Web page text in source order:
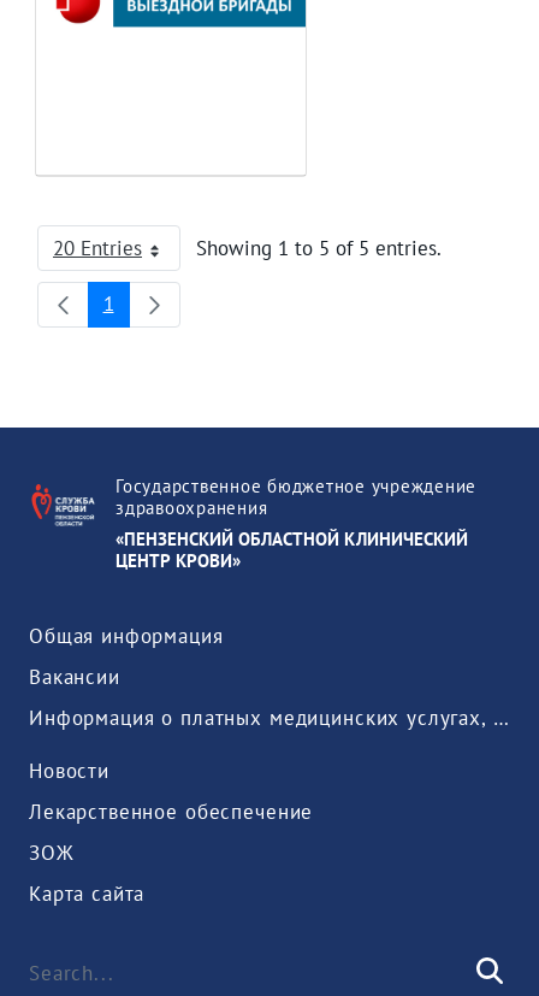
20 Entries
Per Page Showing 1 to 5 of 5 entries.
Page
1
Государственное бюджетное учреждение
здравоохранения
«ПЕНЗЕНСКИЙ ОБЛАСТНОЙ КЛИНИЧЕСКИЙ
ЦЕНТР КРОВИ»
Общая информация
Вакансии
Информация о платных медицинских услугах, предоставляемых медицинской организацией
Новости
Лекарственное обеспечение
ЗОЖ
Карта сайта